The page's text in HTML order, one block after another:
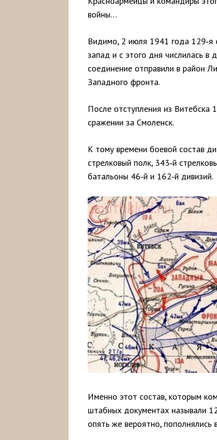
войны…
Видимо, 2 июля 1941 года 129‑я
запад и с этого дня числилась
соединение отправили в район
Западного фронта.
После отступления из Витебска
сражении за Смоленск.
К тому времени боевой состав
стрелковый полк, 343‑й
батальоны 46‑й и 162‑й дивизий.
Именно этот состав, которым
штабных документах называли
опять же вероятно, пополнялись